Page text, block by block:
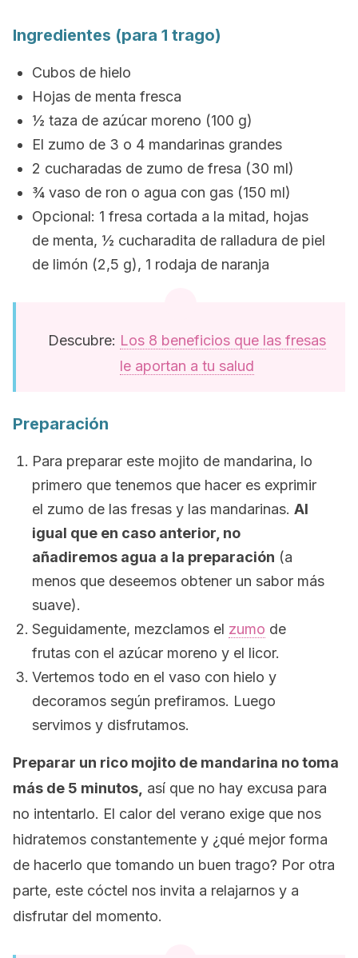
Ingredientes (para 1 trago)
Cubos de hielo
Hojas de menta fresca
½ taza de azúcar moreno (100 g)
El zumo de 3 o 4 mandarinas grandes
2 cucharadas de zumo de fresa (30 ml)
¾ vaso de ron o agua con gas (150 ml)
Opcional: 1 fresa cortada a la mitad, hojas
de menta, ½ cucharadita de ralladura de piel
de limón (2,5 g), 1 rodaja de naranja
Descubre: Los 8 beneficios que las fresas
le aportan a tu salud
Preparación
Para preparar este mojito de mandarina, lo
primero que tenemos que hacer es exprimir
el zumo de las fresas y las mandarinas. Al
igual que en caso anterior, no
añadiremos agua a la preparación (a
menos que deseemos obtener un sabor más
suave).
Seguidamente, mezclamos el zumo de
frutas con el azúcar moreno y el licor.
Vertemos todo en el vaso con hielo y
decoramos según prefiramos. Luego
servimos y disfrutamos.
Preparar un rico mojito de mandarina no toma
más de 5 minutos, así que no hay excusa para
no intentarlo. El calor del verano exige que nos
hidratemos constantemente y ¿qué mejor forma
de hacerlo que tomando un buen trago? Por otra
parte, este cóctel nos invita a relajarnos y a
disfrutar del momento.